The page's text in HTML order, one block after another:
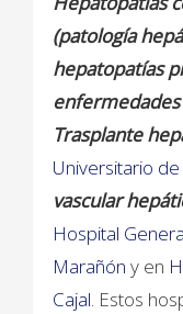
(patología
hepatopatías
enfermedades
Trasplante
Universitario de
vascular
Hospital
Marañón y en
Cajal. Estos